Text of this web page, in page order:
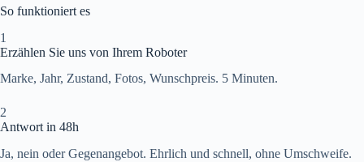
So funktioniert es
1
Erzählen Sie uns von Ihrem Roboter
Marke, Jahr, Zustand, Fotos, Wunschpreis. 5 Minuten.
2
Antwort in 48h
Ja, nein oder Gegenangebot. Ehrlich und schnell, ohne Umschweife.